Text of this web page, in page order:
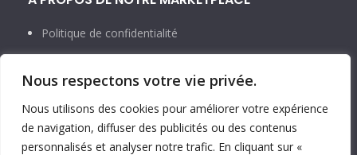
Nous respectons votre vie privée.
Nous utilisons des cookies pour améliorer votre expérience
de navigation, diffuser des publicités ou des contenus
personnalisés et analyser notre trafic. En cliquant sur «
Politique de confidentialité
Politique en matière de cookies
Conditions générales d’utilisation et de vente